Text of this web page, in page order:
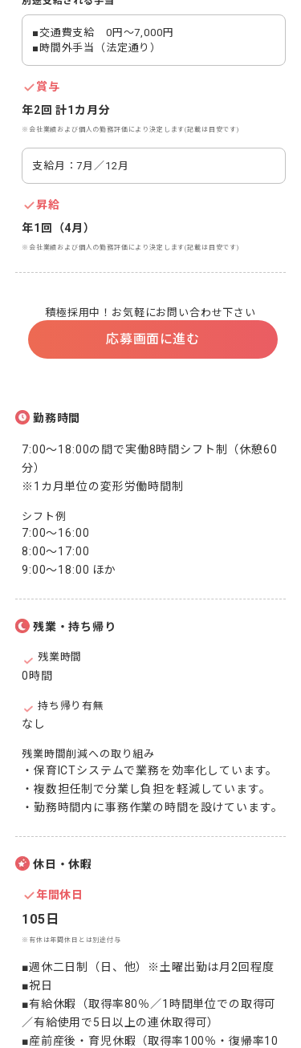
■交通費支給　0円～7,000円
■時間外手当（法定通り）
賞与
年2回 計1カ月分
※会社業績および個人の勤務評価により決定します(記載は目安です)
支給月：7月／12月
昇給
年1回（4月）
※会社業績および個人の勤務評価により決定します(記載は目安です)
積極採用中！お気軽にお問い合わせ下さい
応募画面に進む
勤務時間
7:00～18:00の間で実働8時間シフト制（休憩60
分）
※1カ月単位の変形労働時間制
シフト例
7:00～16:00
8:00～17:00
9:00～18:00 ほか
残業・持ち帰り
残業時間
0時間
持ち帰り有無
なし
残業時間削減への取り組み
・保育ICTシステムで業務を効率化しています。
・複数担任制で分業し負担を軽減しています。
・勤務時間内に事務作業の時間を設けています。
休日・休暇
年間休日
105日
※有休は年間休日とは別途付与
■週休二日制（日、他）※土曜出勤は月2回程度
■祝日
■有給休暇（取得率80％／1時間単位での取得可
／有給使用で5日以上の連休取得可）
■産前産後・育児休暇（取得率100％・復帰率10